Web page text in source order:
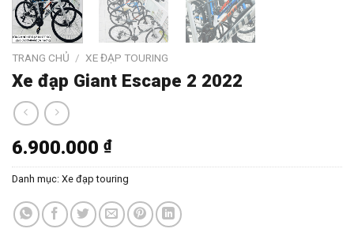
TRANG CHỦ / XE ĐẠP TOURING
Xe đạp Giant Escape 2 2022
6.900.000 ₫
Danh mục: Xe đạp touring